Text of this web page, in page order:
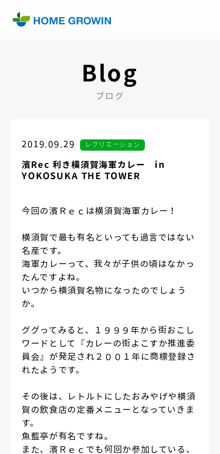
Blog
ブログ
2019.09.29 レクリエーション
濱Rec 利き横須賀海軍カレー in
YOKOSUKA THE TOWER
今回の濱Ｒｅｃは横須賀海軍カレー！
横須賀で最も有名といっても過言ではない
名産です。
海軍カレーって、我々が子供の頃はなかっ
たんですよね。
いつから横須賀名物になったのでしょう
か。
ググってみると、１９９９年から街おこし
ワードとして『カレーの街よこすか推進委
員会』が発足され２００１年に商標登録さ
れたようです。
その後は、レトルトにしたおみやげや横須
賀の飲食店の定番メニューとなっていきま
す。
魚藍亭が有名ですね。
また、濱Ｒｅｃでも何回か参加している、